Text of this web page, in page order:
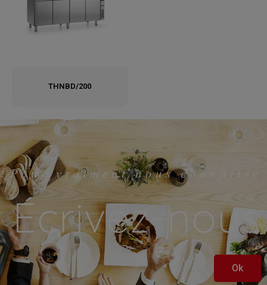
THNBD/200
Pour vraiment nous connaitre
Écrivez-nous
Ok